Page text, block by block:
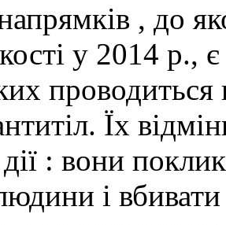
, до
у 2014 р.,
проводиться
Їх
: вони
і